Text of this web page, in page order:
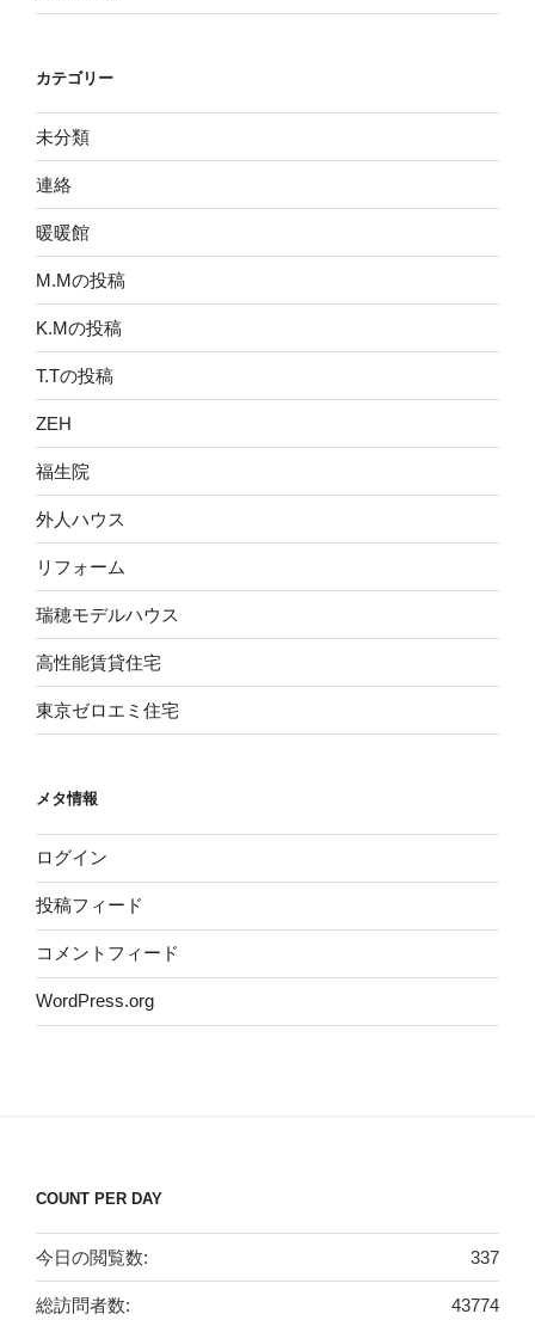
カテゴリー
未分類
連絡
暖暖館
M.Mの投稿
K.Mの投稿
T.Tの投稿
ZEH
福生院
外人ハウス
リフォーム
瑞穂モデルハウス
高性能賃貸住宅
東京ゼロエミ住宅
メタ情報
ログイン
投稿フィード
コメントフィード
WordPress.org
COUNT PER DAY
337
今日の閲覧数:
43774
総訪問者数: